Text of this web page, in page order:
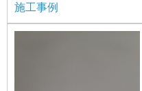
施工事例